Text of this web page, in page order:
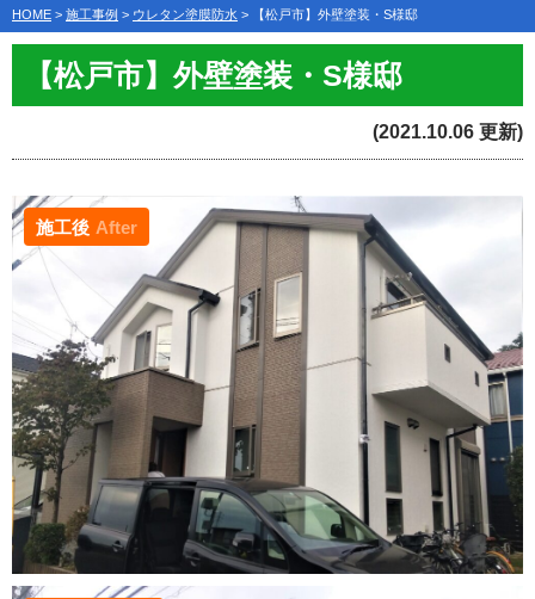
HOME > 施工事例 > ウレタン塗膜防水 > 【松戸市】外壁塗装・S様邸
【松戸市】外壁塗装・S様邸
(2021.10.06 更新)
施工後 After